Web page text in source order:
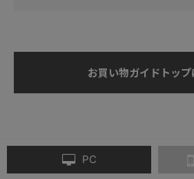
お買い物ガイドトップ
PC